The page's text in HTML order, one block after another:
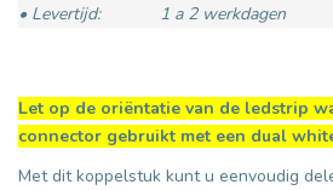
• Levertijd:
1 a 2 werkdagen
Let op de oriëntatie van de ledstrip
connector gebruikt met een dual
Met dit koppelstuk kunt u eenvoudig